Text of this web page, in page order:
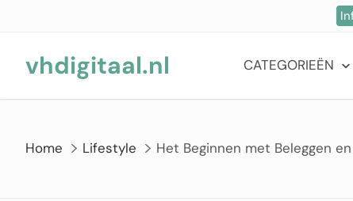
inhoudvhdigitaal.nl CATEGORIEËN
Home Lifestyle Het Beginnen met Beleggen